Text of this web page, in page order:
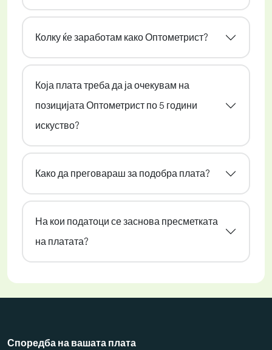
Колку ќе заработам како Оптометрист?
Која плата треба да ја очекувам на
позицијата Оптометрист по 5 години
искуство?
Како да преговараш за подобра плата?
На кои податоци се заснова пресметката
на платата?
Споредба на вашата плата